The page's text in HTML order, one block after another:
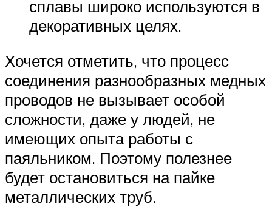
сплавы широко используются в
декоративных целях.
Хочется отметить, что процесс
соединения разнообразных медных
проводов не вызывает особой
сложности, даже у людей, не
имеющих опыта работы с
паяльником. Поэтому полезнее
будет остановиться на пайке
металлических труб.